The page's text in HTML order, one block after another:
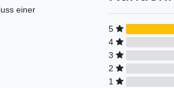
einer
5
4
3
2
1